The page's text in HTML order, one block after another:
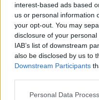
interest-based ads based
us or personal information
your opt-out. You may
disclosure of your
IAB’s list of downstream
also be disclosed by us to
Downstream Participants
Personal Data
verseny
vita
vita verseny
vitaverseny
belföld
vitázik az ifjúság
Hozzászólások